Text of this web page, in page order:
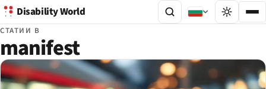
Disability World
СТАТИИ В
manifest